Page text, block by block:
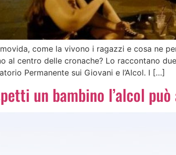
movida, come la vivono i ragazzi e cosa ne
al centro delle cronache? Lo raccontano
Permanente sui Giovani e l’Alcol. I […]
un bambino l’alcol